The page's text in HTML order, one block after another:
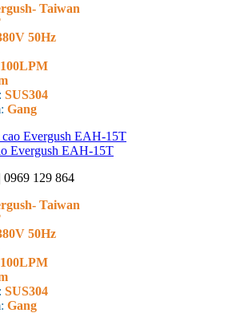
Taiwan
50Hz
100LPM
SUS304
Gang
Evergush EAH-15T
0969 129 864
Taiwan
50Hz
100LPM
SUS304
Gang